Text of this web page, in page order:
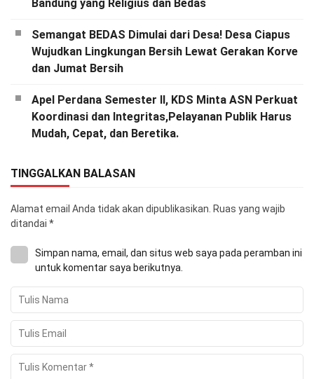
Bandung yang Religius dan Bedas
Semangat BEDAS Dimulai dari Desa! Desa Ciapus
Wujudkan Lingkungan Bersih Lewat Gerakan Korve
dan Jumat Bersih
Apel Perdana Semester II, KDS Minta ASN Perkuat
Koordinasi dan Integritas,Pelayanan Publik Harus
Mudah, Cepat, dan Beretika.
TINGGALKAN BALASAN
Alamat email Anda tidak akan dipublikasikan. Ruas yang wajib
ditandai *
Simpan nama, email, dan situs web saya pada peramban ini
untuk komentar saya berikutnya.